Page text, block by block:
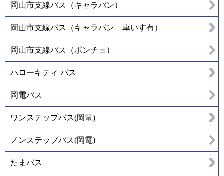
岡山市支線バス（キャラバン）
岡山市支線バス（キャラバン 車いす有）
岡山市支線バス（ポンチョ）
ハローキティ バス
岡電バス
ワンステップバス(岡電)
ノンステップバス(岡電)
たまバス